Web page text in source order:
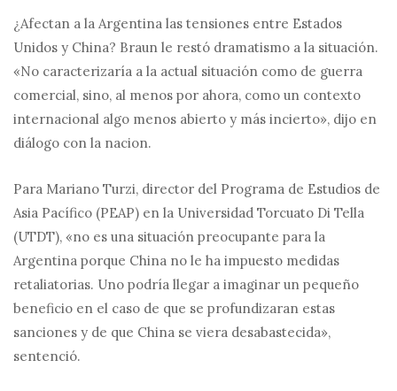
¿Afectan a la Argentina las tensiones entre Estados
Unidos y China? Braun le restó dramatismo a la situación.
«No caracterizaría a la actual situación como de guerra
comercial, sino, al menos por ahora, como un contexto
internacional algo menos abierto y más incierto», dijo en
diálogo con la nacion.
Para Mariano Turzi, director del Programa de Estudios de
Asia Pacífico (PEAP) en la Universidad Torcuato Di Tella
(UTDT), «no es una situación preocupante para la
Argentina porque China no le ha impuesto medidas
retaliatorias. Uno podría llegar a imaginar un pequeño
beneficio en el caso de que se profundizaran estas
sanciones y de que China se viera desabastecida»,
sentenció.